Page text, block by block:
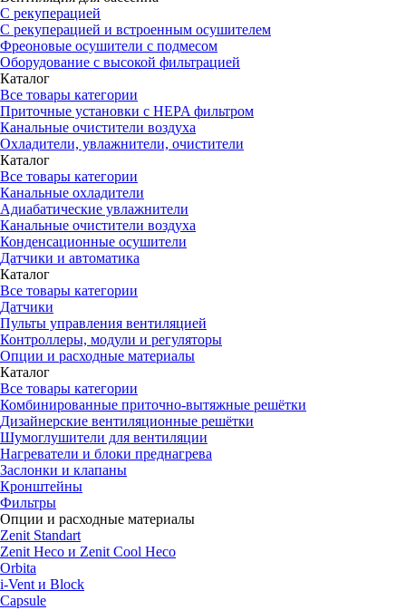
С рекуперацией
С рекуперацией и встроенным осушителем
Фреоновые осушители с подмесом
Оборудование с высокой фильтрацией
Каталог
Все товары категории
Приточные установки c HEPA фильтром
Канальные очистители воздуха
Охладители, увлажнители, очистители
Каталог
Все товары категории
Канальные охладители
Адиабатические увлажнители
Канальные очистители воздуха
Конденсационные осушители
Датчики и автоматика
Каталог
Все товары категории
Датчики
Пульты управления вентиляцией
Контроллеры, модули и регуляторы
Опции и расходные материалы
Каталог
Все товары категории
Комбинированные приточно-вытяжные решётки
Дизайнерские вентиляционные решётки
Шумоглушители для вентиляции
Нагреватели и блоки преднагрева
Заслонки и клапаны
Кронштейны
Фильтры
Опции и расходные материалы
Zenit Standart
Zenit Heco и Zenit Cool Heco
Orbita
i-Vent и Block
Capsule